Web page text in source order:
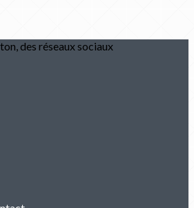
des réseaux sociaux